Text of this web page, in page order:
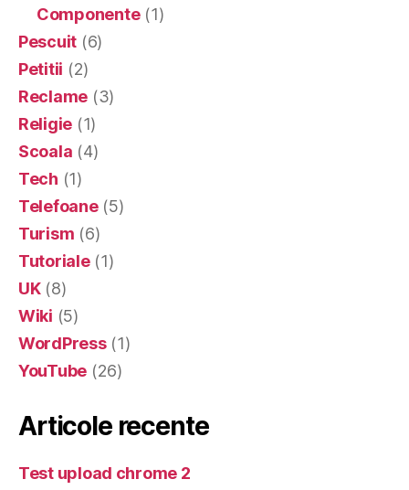
Componente(1)
Pescuit (6)
Petitii (2)
Reclame (3)
Religie (1)
Scoala (4)
Tech (1)
Telefoane(5)
Turism (6)
Tutoriale(1)
UK(8)
Wiki (5)
WordPress(1)
YouTube (26)
Articole recente
Test upload chrome 2